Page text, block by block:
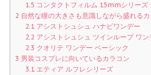
1.5 コンタクトフィルム 15mmシリーズ
2 自然な瞳の大きさも意識しながら盛れる
2.1 アシストシュシュ ハナビワンデー
2.2 アシストシュシュ ツインループ ワン
2.3 クオリテ ワンデー ベーシック
3 男装コスプレに向いているカラコン
3.1 エティア ルフレシリーズ